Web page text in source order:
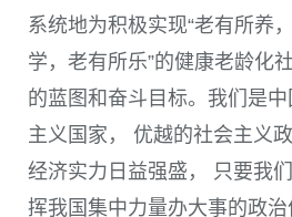
系统地为积极实现“老有所养
学，老有所乐”的健康老龄化
的蓝图和奋斗目标。我们是
主义国家， 优越的社会主义
经济实力日益强盛， 只要我
挥我国集中力量办大事的政